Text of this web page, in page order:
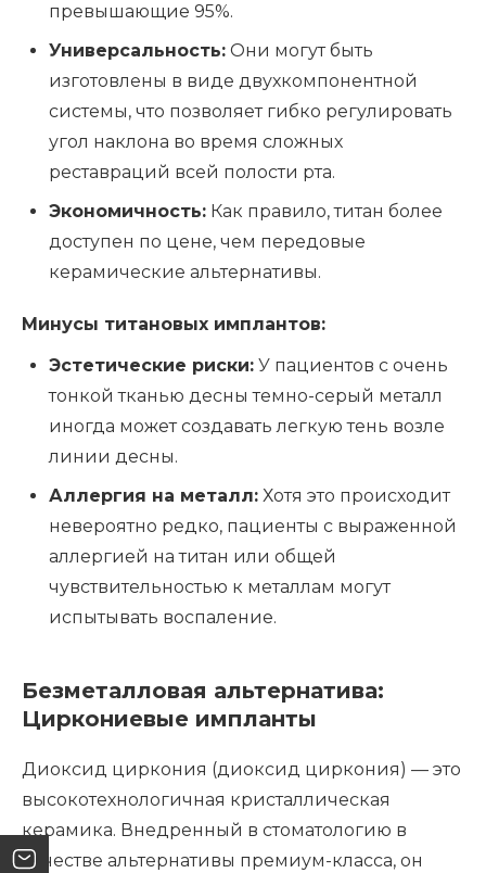
превышающие 95%.
Универсальность: Они могут быть
изготовлены в виде двухкомпонентной
системы, что позволяет гибко регулировать
угол наклона во время сложных
реставраций всей полости рта.
Экономичность: Как правило, титан более
доступен по цене, чем передовые
керамические альтернативы.
Минусы титановых имплантов:
Эстетические риски: У пациентов с очень
тонкой тканью десны темно-серый металл
иногда может создавать легкую тень возле
линии десны.
Аллергия на металл: Хотя это происходит
невероятно редко, пациенты с выраженной
аллергией на титан или общей
чувствительностью к металлам могут
испытывать воспаление.
Безметалловая альтернатива:
Циркониевые импланты
Диоксид циркония (диоксид циркония) — это
высокотехнологичная кристаллическая
керамика. Внедренный в стоматологию в
качестве альтернативы премиум-класса, он